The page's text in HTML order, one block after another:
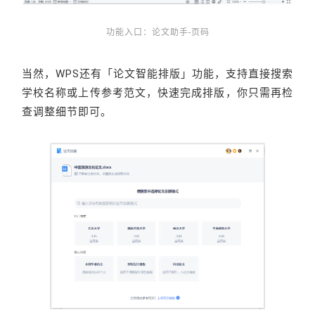
功能入口： 论文助手-页码
当然，WPS还有「论文智能排版」功能，支持直接搜索
学校名称或上传参考范文，快速完成排版，你只需再检
查调整细节即可。